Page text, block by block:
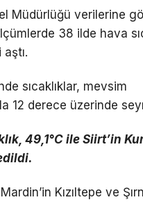
Müdürlüğü verilerine
38 ilde hava
sıcaklıklar, mevsim
12 derece üzerinde
49,1°C ile Siirt’in
Kızıltepe ve